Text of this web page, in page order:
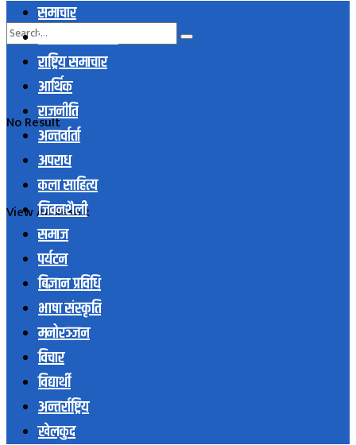
No Result
View All Result
समाचार
स्थानिय समाचार
राष्ट्रिय समाचार
आर्थिक
राजनीति
अन्तर्वार्ता
अपराध
कला साहित्य
जिवनशैली
समाज
पर्यटन
बिज्ञान प्रविधि
भाषा संस्कृति
मनोरञ्जन
विचार
विद्यार्थी
अन्तर्राष्ट्रिय
खेलकुद